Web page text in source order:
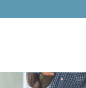
contenu